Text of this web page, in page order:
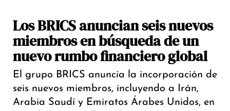
Los BRICS anuncian seis nuevos
miembros en búsqueda de un
nuevo rumbo financiero global
El grupo BRICS anuncia la incorporación de
seis nuevos miembros, incluyendo a Irán,
Arabia Saudí y Emiratos Árabes Unidos, en